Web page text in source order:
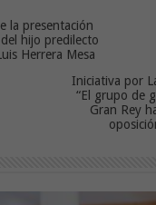
la presentación
hijo predilecto
Herrera Mesa
Iniciativa por
“El grupo de
Gran Rey